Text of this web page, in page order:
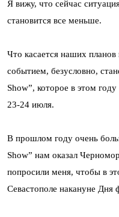
Я вижу, что сейчас
становится все меньше.
Что касается наших
событием, безусловно,
Show”, которое в этом
23-24 июля.
В прошлом году очень
Show” нам оказал
попросили меня, чтобы в
Севастополе накануне